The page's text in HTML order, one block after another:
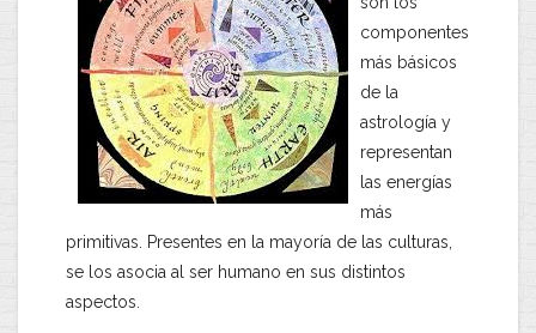
componentes
más básicos
de la
astrología y
representan
las energías
más
primitivas. Presentes en la mayoría de las culturas,
se los asocia al ser humano en sus distintos
aspectos.